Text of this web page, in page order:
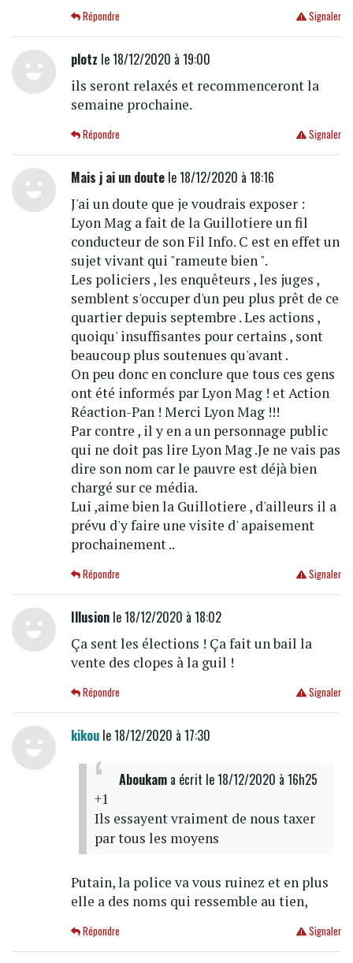
Signaler
Répondre
plotz le 18/12/2020 à 19:00
ils seront relaxés et recommenceront la
semaine prochaine.
Signaler
Répondre
Mais j ai un doutele 18/12/2020 à 18:16
J'ai un doute que je voudrais exposer :
Lyon Mag a fait de la Guillotiere un fil
conducteur de son Fil Info. C est en effet un
sujet vivant qui "rameute bien ".
Les policiers , les enquêteurs , les juges ,
semblent s'occuper d'un peu plus prêt de ce
quartier depuis septembre . Les actions ,
quoiqu' insuffisantes pour certains , sont
beaucoup plus soutenues qu'avant .
On peu donc en conclure que tous ces gens
ont été informés par Lyon Mag ! et Action
Réaction-Pan ! Merci Lyon Mag !!!
Par contre , il y en a un personnage public
qui ne doit pas lire Lyon Mag .Je ne vais pas
dire son nom car le pauvre est déjà bien
chargé sur ce média.
Lui ,aime bien la Guillotiere , d'ailleurs il a
prévu d'y faire une visite d' apaisement
prochainement ..
Signaler
Répondre
Illusionle 18/12/2020 à 18:02
Ça sent les élections ! Ça fait un bail la
vente des clopes à la guil !
Signaler
Répondre
kikoule 18/12/2020 à 17:30
Aboukama écrit le 18/12/2020 à 16h25
+1
Ils essayent vraiment de nous taxer
par tous les moyens
Putain, la police va vous ruinez et en plus
elle a des noms qui ressemble au tien,
Signaler
Répondre